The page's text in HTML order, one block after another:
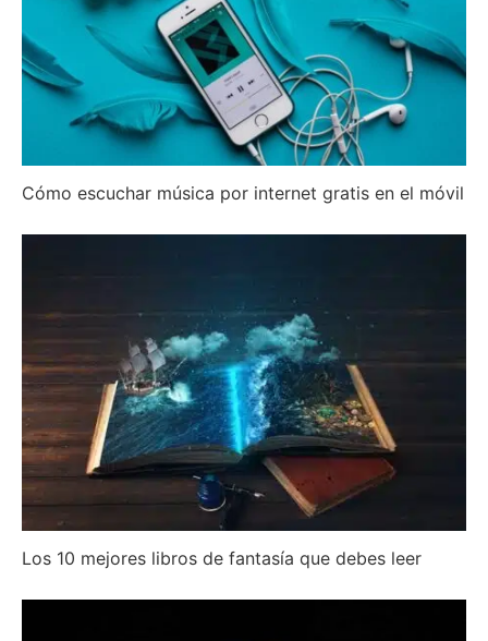
Cómo escuchar música por internet gratis en el móvil
Los 10 mejores libros de fantasía que debes leer